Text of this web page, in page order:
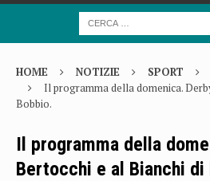
HOME NOTIZIE SPORT
Il programma della domenica.
Bobbio.
Il programma della
Bertocchi e al Bianchi di